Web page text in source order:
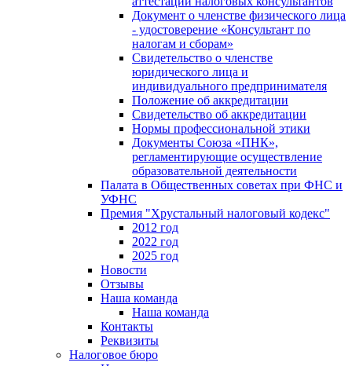
Документ о членстве физического лица
- удостоверение «Консультант по
налогам и сборам»
Свидетельство о членстве
юридического лица и
индивидуального предпринимателя
Положение об аккредитации
Свидетельство об аккредитации
Нормы профессиональной этики
Документы Союза «ПНК»,
регламентирующие осуществление
образовательной деятельности
Палата в Общественных советах при ФНС и
УФНС
Премия "Хрустальный налоговый кодекс"
2012 год
2022 год
2025 год
Новости
Отзывы
Наша команда
Наша команда
Контакты
Реквизиты
Налоговое бюро